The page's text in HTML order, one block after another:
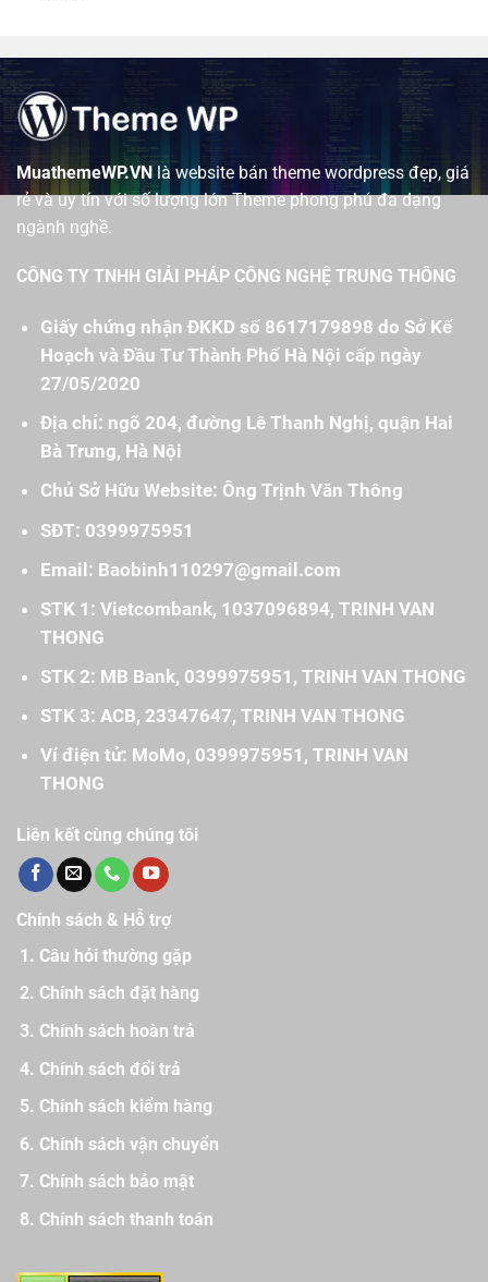
MuathemeWP.VNlà website bán theme wordpress đẹp, giá
rẻ và uy tín với số lượng lớn Theme phong phú đa dạng
ngành nghề.
CÔNG TY TNHH GIẢI PHÁP CÔNG NGHỆ TRUNG THÔNG
Giấy chứng nhận ĐKKD số 8617179898 do Sở Kế
Hoạch và Đầu Tư Thành Phố Hà Nội cấp ngày
27/05/2020
Địa chỉ: ngõ 204, đường Lê Thanh Nghị, quận Hai
Bà Trưng, Hà Nội
Chủ Sở Hữu Website: Ông Trịnh Văn Thông
SĐT: 0399975951
Email: Baobinh110297@gmail.com
STK 1: Vietcombank, 1037096894, TRINH VAN
THONG
STK 2: MB Bank, 0399975951, TRINH VAN THONG
STK 3: ACB, 23347647, TRINH VAN THONG
Ví điện tử: MoMo, 0399975951, TRINH VAN
THONG
Liên kết cùng chúng tôi
Chính sách & Hỗ trợ
Câu hỏi thường gặp
Chính sách đặt hàng
Chính sách hoàn trả
Chính sách đổi trả
Chính sách kiểm hàng
Chính sách vận chuyển
Chính sách bảo mật
Chính sách thanh toán